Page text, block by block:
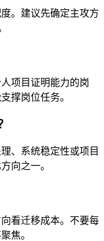
。建议先确定主攻方
项目证明能力的岗
撑岗位任务。
、系统稳定性或项目
向之一。
看迁移成本。不要每
焦。